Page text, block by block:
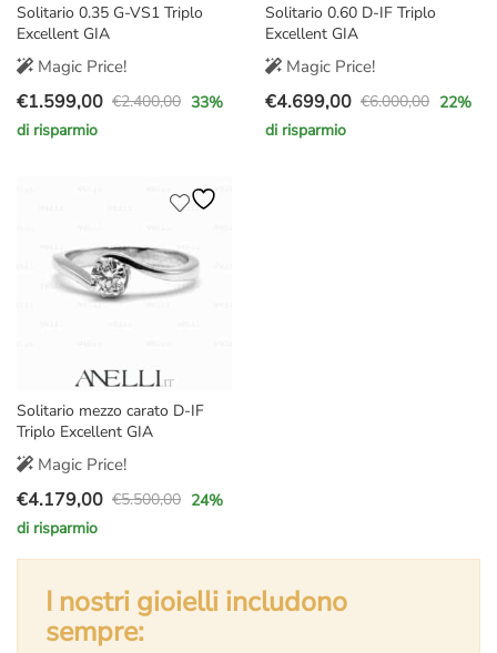
Solitario 0.35 G-VS1 Triplo
Excellent GIA
Magic Price!
€2.400,00
Il
prezzo
€1.599,00
Il
prezzo
33%
di risparmio
Solitario 0.60 D-IF Triplo
Excellent GIA
Magic Price!
€6.000,00
Il
prezzo
€4.699,00
Il
prezzo
22%
di risparmio
Solitario mezzo carato D-IF
Triplo Excellent GIA
Magic Price!
€5.500,00
Il
prezzo
originale
€5.500,00.
€4.179,00
Il
prezzo
attuale
€4.179,00.
24%
di risparmio
I nostri gioielli includono
sempre: